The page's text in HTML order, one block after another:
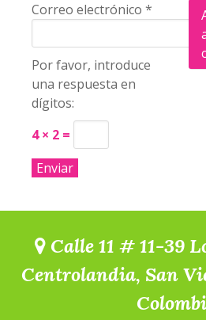
Correo electrónico *
Por favor, introduce
una respuesta en
dígitos:
4 × 2 =
Calle 11 # 11-39
Centrolandia, San